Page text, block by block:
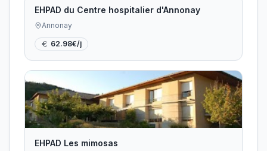
EHPAD du Centre hospitalier d'Annonay
Annonay
62.98€/j
EHPAD Les mimosas